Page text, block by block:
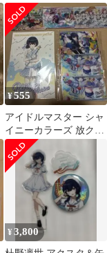
¥555
アイドルマスター シャ
イニーカラーズ 放ク
ラ 杜野凛世 グッズセ
ット
¥3,800